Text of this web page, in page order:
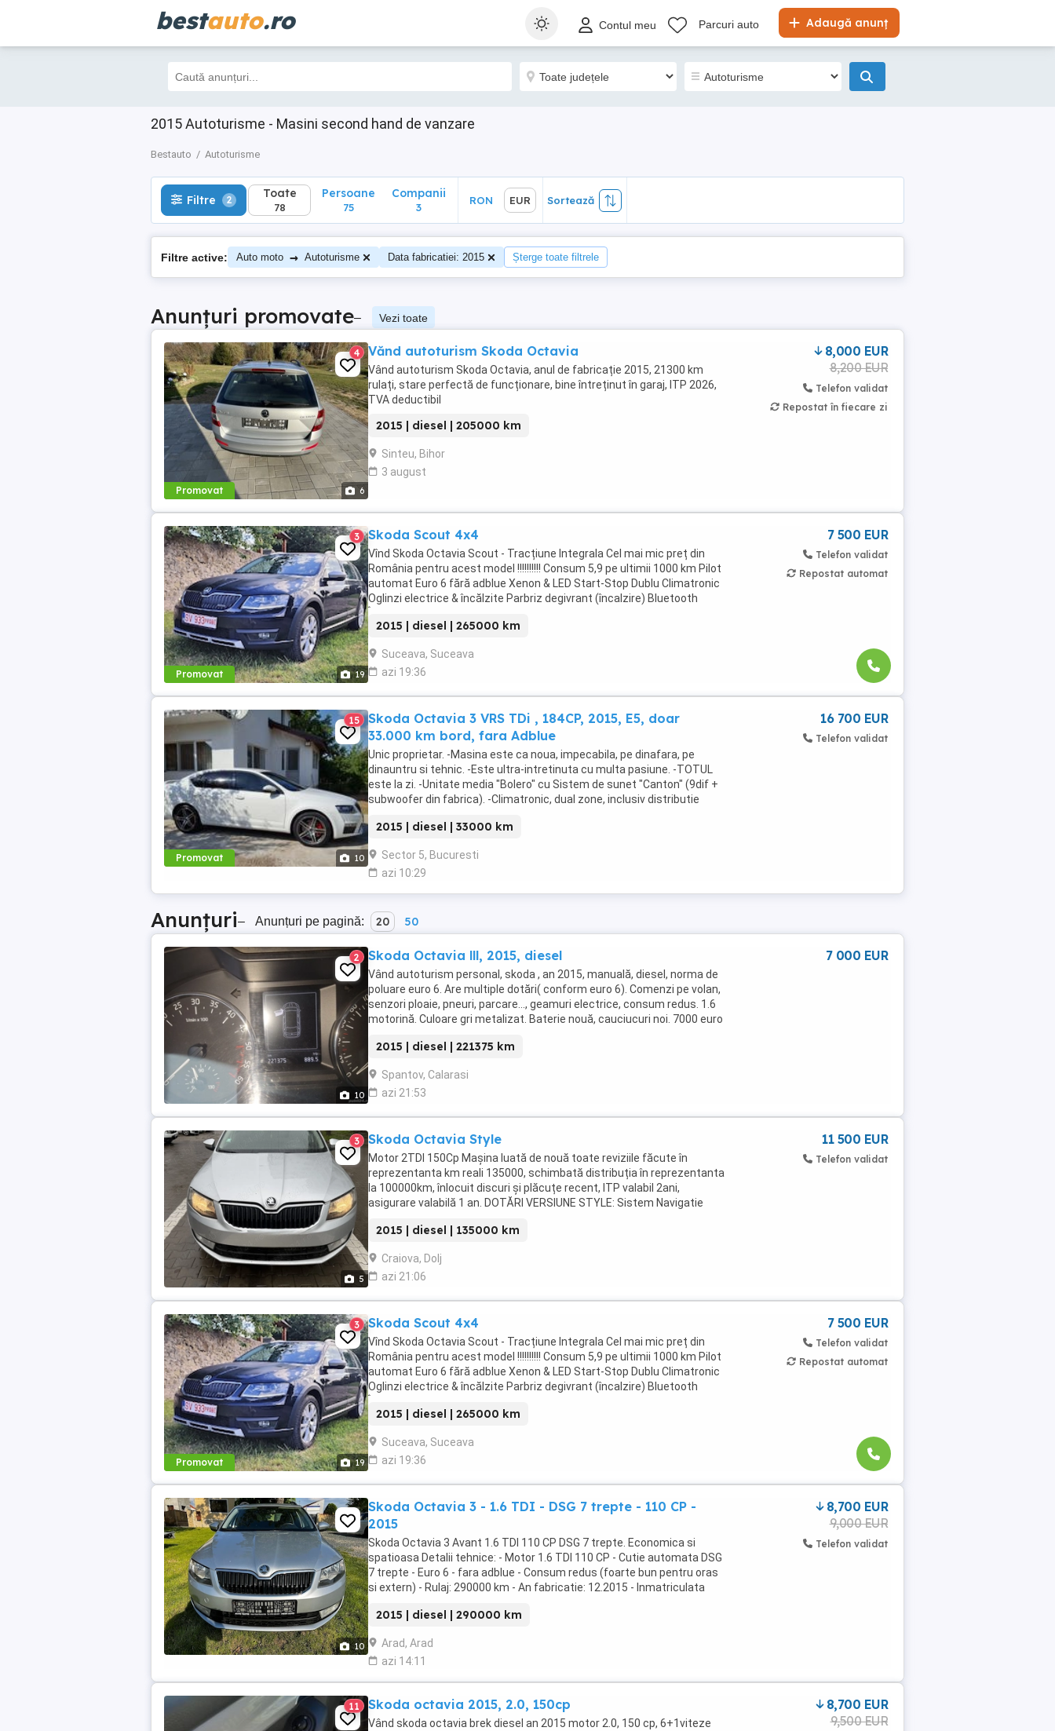
bestauto.ro Adaugă anunț
Contul meu Parcuri auto
2015 Autoturisme - Masini second hand de vanzare
Bestauto Autoturisme
Filtre 2 Toate
78
Sortează
Filtre 2 Toate
78
Persoane
75
Companii
3
RON EUR Sortează
Filtre active: Auto moto → Autoturisme Data fabricatiei: 2015 Șterge toate filtrele
Anunțuri promovate– Vezi toate
Promovat 6
4 Vănd autoturism Skoda Octavia
Vând autoturism Skoda Octavia, anul de fabricație 2015, 21300 km
rulați, stare perfectă de funcționare, bine întreținut în garaj, ITP 2026,
TVA deductibil
2015 | diesel | 205000 km
Sinteu, Bihor
3 august
8,000 EUR
8,200 EUR
Telefon validat
Repostat în fiecare zi
Promovat 19
3 Skoda Scout 4x4
Vînd Skoda Octavia Scout - Tracțiune Integrala Cel mai mic preț din
România pentru acest model !!!!!!!!!! Consum 5,9 pe ultimii 1000 km Pilot
automat Euro 6 fără adblue Xenon & LED Start-Stop Dublu Climatronic
Oglinzi electrice & încălzite Parbriz degivrant (încalzire) Bluetooth
2015 | diesel | 265000 km
Suceava, Suceava
azi 19:36
7 500 EUR
Telefon validat
Repostat automat
Promovat 10
15
Skoda Octavia 3 VRS TDi , 184CP, 2015, E5, doar
33.000 km bord, fara Adblue
Unic proprietar. -Masina este ca noua, impecabila, pe dinafara, pe
dinauntru si tehnic. -Este ultra-intretinuta cu multa pasiune. -TOTUL
este la zi. -Unitate media "Bolero" cu Sistem de sunet "Canton" (9dif +
subwoofer din fabrica). -Climatronic, dual zone, inclusiv distributie
2015 | diesel | 33000 km
Sector 5, Bucuresti
azi 10:29
16 700 EUR
Telefon validat
Anunțuri– Anunțuri pe pagină: 20 50
10
2 Skoda Octavia lll, 2015, diesel
Vând autoturism personal, skoda , an 2015, manuală, diesel, norma de
poluare euro 6. Are multiple dotări( conform euro 6). Comenzi pe volan,
senzori ploaie, pneuri, parcare..., geamuri electrice, consum redus. 1.6
motorină. Culoare gri metalizat. Baterie nouă, cauciucuri noi. 7000 euro
2015 | diesel | 221375 km
Spantov, Calarasi
azi 21:53
7 000 EUR
5
3 Skoda Octavia Style
Motor 2TDI 150Cp Mașina luată de nouă toate reviziile făcute în
reprezentanta km reali 135000, schimbată distribuția în reprezentanta
la 100000km, înlocuit discuri și plăcuțe recent, ITP valabil 2ani,
asigurare valabilă 1 an. DOTĂRI VERSIUNE STYLE: Sistem Navigatie
2015 | diesel | 135000 km
Craiova, Dolj
azi 21:06
11 500 EUR
Telefon validat
Promovat 19
3 Skoda Scout 4x4
Vînd Skoda Octavia Scout - Tracțiune Integrala Cel mai mic preț din
România pentru acest model !!!!!!!!!! Consum 5,9 pe ultimii 1000 km Pilot
automat Euro 6 fără adblue Xenon & LED Start-Stop Dublu Climatronic
Oglinzi electrice & încălzite Parbriz degivrant (încalzire) Bluetooth
2015 | diesel | 265000 km
Suceava, Suceava
azi 19:36
7 500 EUR
Telefon validat
Repostat automat
10
Skoda Octavia 3 - 1.6 TDI - DSG 7 trepte - 110 CP -
2015
Skoda Octavia 3 Avant 1.6 TDI 110 CP DSG 7 trepte. Economica si
spatioasa Detalii tehnice: - Motor 1.6 TDI 110 CP - Cutie automata DSG
7 trepte - Euro 6 - fara adblue - Consum redus (foarte bun pentru oras
si extern) - Rulaj: 290000 km - An fabricatie: 12.2015 - Inmatriculata
2015 | diesel | 290000 km
Arad, Arad
azi 14:11
8,700 EUR
9,000 EUR
Telefon validat
11 Skoda octavia 2015, 2.0, 150cp
Vând skoda octavia brek diesel an 2015 motor 2.0, 150 cp, 6+1viteze
8,700 EUR
9,500 EUR